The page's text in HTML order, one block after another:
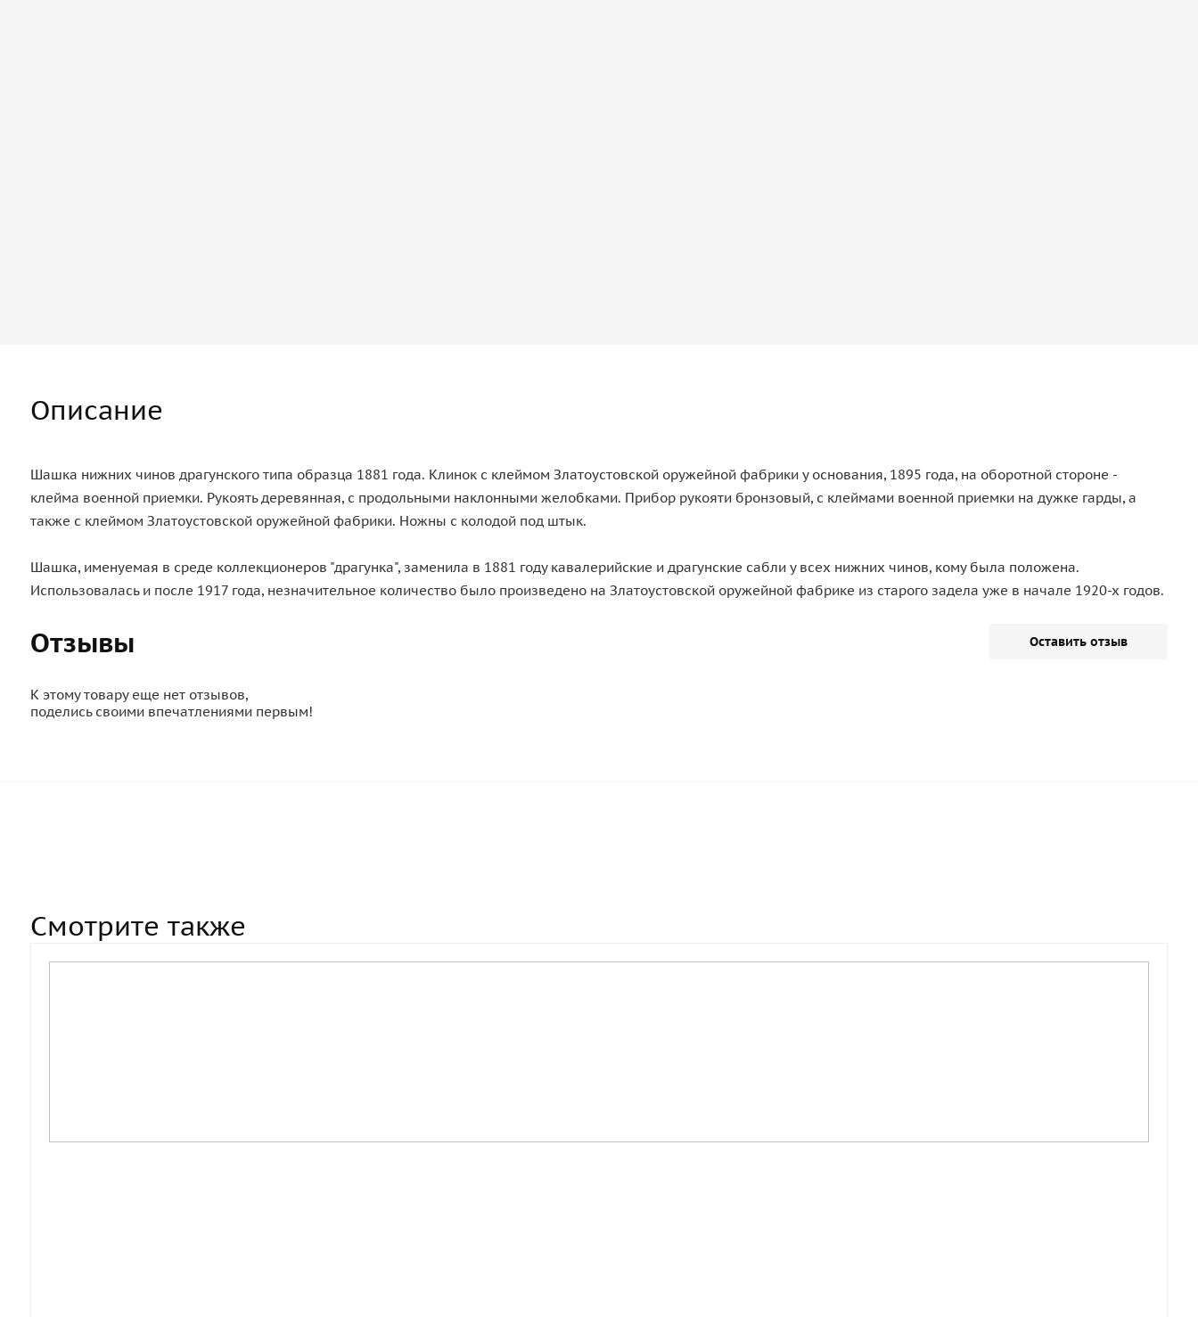
Описание
Шашка нижних чинов драгунского типа образца 1881 года. Клинок с клеймом Златоустовской оружейной фабрики у основания, 1895 года, на оборотной стороне -
клейма военной приемки. Рукоять деревянная, с продольными наклонными желобками. Прибор рукояти бронзовый, с клеймами военной приемки на дужке гарды, а
также с клеймом Златоустовской оружейной фабрики. Ножны с колодой под штык.
Шашка, именуемая в среде коллекционеров "драгунка", заменила в 1881 году кавалерийские и драгунские сабли у всех нижних чинов, кому была положена.
Использовалась и после 1917 года, незначительное количество было произведено на Златоустовской оружейной фабрике из старого задела уже в начале 1920-х годов.
Отзывы Оставить отзыв
К этому товару еще нет отзывов,
поделись своими впечатлениями первым!
Смотрите также